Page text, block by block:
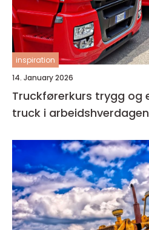
inspiration
14. January 2026
Truckførerkurs trygg og effektiv bruk av
truck i arbeidshverdagen